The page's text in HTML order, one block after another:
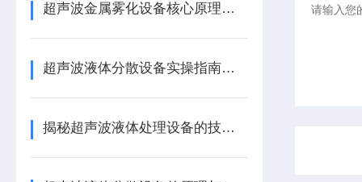
超声波金属雾化设备核心原理与应用场景
超声波液体分散设备实操指南：细节把控与工艺优化
揭秘超声波液体处理设备的技术奥秘